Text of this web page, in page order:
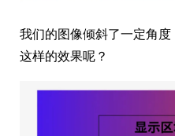
我们的图像倾斜了一定角
这样的效果呢？